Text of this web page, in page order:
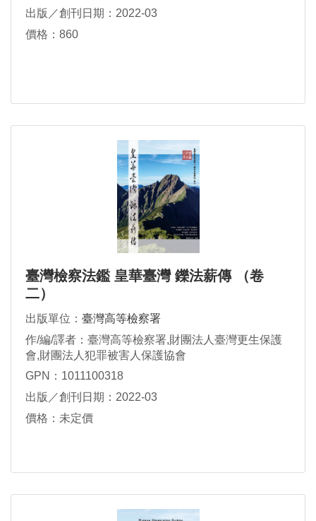
出版／創刊日期：2022-03
價格：860
臺灣檢察法鑑 皇華臺灣 鑠法薪傳 （卷
二）
出版單位： 臺灣高等檢察署
作/編/譯者：臺灣高等檢察署,財團法人臺灣更生保護
會,財團法人犯罪被害人保護協會
GPN：1011100318
出版／創刊日期：2022-03
價格：未定價